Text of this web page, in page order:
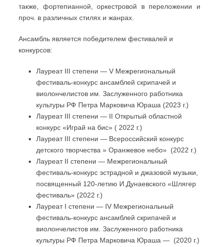
также, фортепианной, оркестровой в переложении и
проч. в различных стилях и жанрах.
Ансамбль является победителем фестивалей и
конкурсов:
Лауреат III степени — V Межрегиональный
фестиваль-конкурс ансамблей скрипачей и
виолончелистов им. Заслуженного работника
культуры РФ Петра Марковича Юраша (2023 г.)
Лауреат III степени — II Открытый областной
конкурс «Играй на бис» ( 2022 г.)
Лауреат III степени — Всероссийский конкурс
детского творчества » Оранжевое небо» (2022 г.)
Лауреат II степени — Межрегиональный
фестиваль-конкурс эстрадной и джазовой музыки,
посвященный 120-летию И.Дунаевского «Шлягер
фестиваль» (2022 г.)
Лауреат I степени — IV Межрегиональный
фестиваль-конкурс ансамблей скрипачей и
виолончелистов им. Заслуженного работника
культуры РФ Петра Марковича Юраша — (2020 г.)